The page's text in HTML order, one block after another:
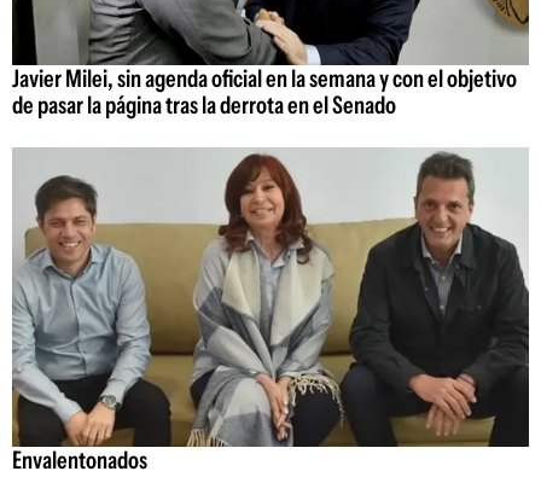
Javier Milei, sin agenda oficial en la semana y con el objetivo
de pasar la página tras la derrota en el Senado
Envalentonados